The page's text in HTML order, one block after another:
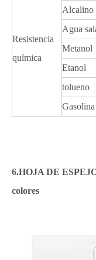
Resistencia
química
Alcalino
Agua
Metanol
Etanol
tolueno
Gasolina
6.HOJA DE
colores